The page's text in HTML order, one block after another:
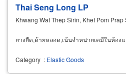
Thai Seng Long LP
Khwang Wat Thep Sirin, Khet Pom
ยางยืด,ด้ายหลอด,เน้นจำหน่ายเคมีในห้อง
Category : Elastic Goods